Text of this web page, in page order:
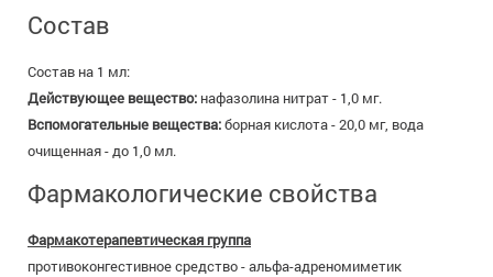
Состав
Состав на 1 мл:
Действующее вещество: нафазолина нитрат - 1,0 мг.
Вспомогательные вещества:борная кислота - 20,0 мг, вода
очищенная - до 1,0 мл.
Фармакологические свойства
Фармакотерапевтическая группа
противоконгестивное средство - альфа-адреномиметик